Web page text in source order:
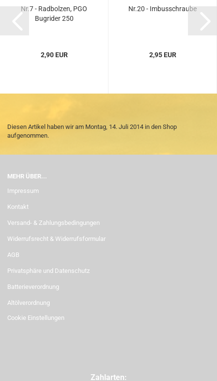
Nr.7 - Radbolzen, PGO
Bugrider 250
2,90 EUR
Nr.20 - Imbusschraube
2,95 EUR
Diesen Artikel haben wir am Montag, 14. Juli 2014 in den Shop
aufgenommen.
MEHR ÜBER...
Impressum
Kontakt
Versand- & Zahlungsbedingungen
Widerrufsrecht & Widerrufsformular
AGB
Privatsphäre und Datenschutz
Batterieverordnung
Altölverordnung
Cookie Einstellungen
Zahlarten: